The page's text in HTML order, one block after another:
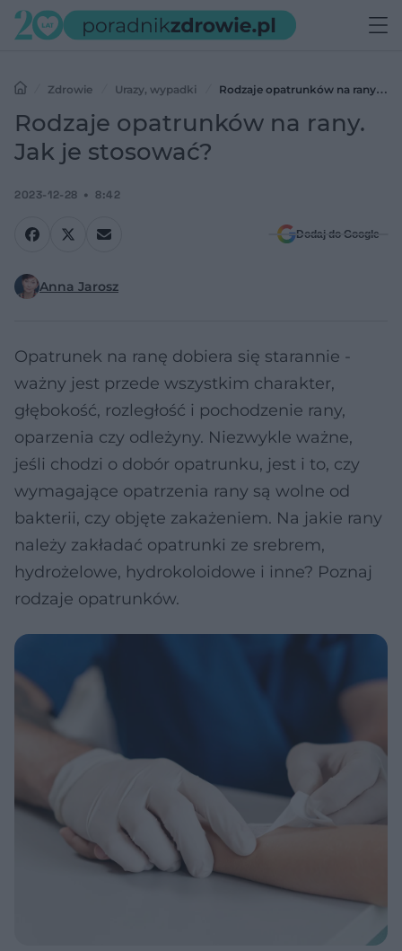
Zdrowie Urazy, wypadki
Rodzaje opatrunków na rany.
Jak je stosować?
Rodzaje opatrunków na rany.
Jak je stosować?
2023-12-28 8:42
Dodaj do Google
Anna Jarosz
Opatrunek na ranę dobiera się starannie -
ważny jest przede wszystkim charakter,
głębokość, rozległość i pochodzenie rany,
oparzenia czy odleżyny. Niezwykle ważne,
jeśli chodzi o dobór opatrunku, jest i to, czy
wymagające opatrzenia rany są wolne od
bakterii, czy objęte zakażeniem. Na jakie rany
należy zakładać opatrunki ze srebrem,
hydrożelowe, hydrokoloidowe i inne? Poznaj
rodzaje opatrunków.